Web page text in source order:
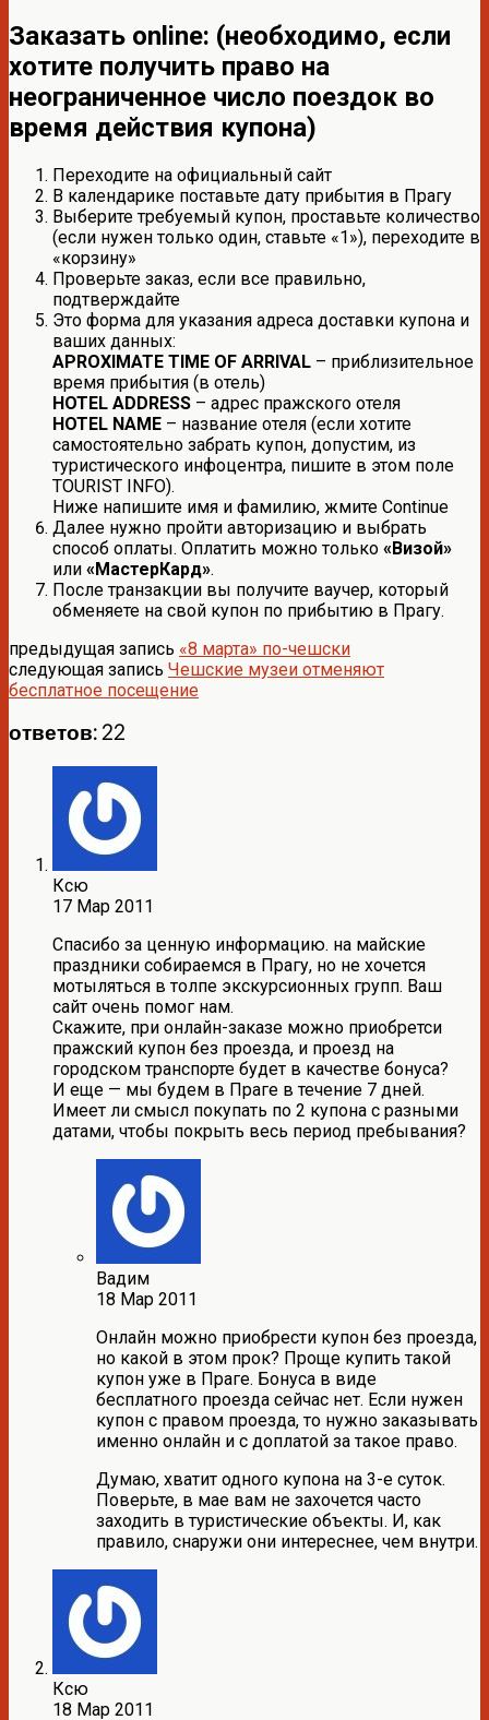
Заказать online: (необходимо, если
хотите получить право на
неограниченное число поездок во
время действия купона)
Переходите на официальный сайт
В календарике поставьте дату прибытия в Прагу
Выберите требуемый купон, проставьте количество
(если нужен только один, ставьте «1»), переходите в
«корзину»
Проверьте заказ, если все правильно,
подтверждайте
Это форма для указания адреса доставки купона и
ваших данных:
APROXIMATE TIME OF ARRIVAL – приблизительное
время прибытия (в отель)
HOTEL ADDRESS – адрес пражского отеля
HOTEL NAME – название отеля (если хотите
самостоятельно забрать купон, допустим, из
туристического инфоцентра, пишите в этом поле
TOURIST INFO).
Ниже напишите имя и фамилию, жмите Continue
Далее нужно пройти авторизацию и выбрать
способ оплаты. Оплатить можно только «Визой»
или «МастерКард».
После транзакции вы получите ваучер, который
обменяете на свой купон по прибытию в Прагу.
предыдущая запись «8 марта» по-чешски
следующая запись Чешские музеи отменяют
бесплатное посещение
ответов: 22
Ксю
17 Мар 2011
Спасибо за ценную информацию. на майские
праздники собираемся в Прагу, но не хочется
мотыляться в толпе экскурсионных групп. Ваш
сайт очень помог нам.
Скажите, при онлайн-заказе можно приобретси
пражский купон без проезда, и проезд на
городском транспорте будет в качестве бонуса?
И еще — мы будем в Праге в течение 7 дней.
Имеет ли смысл покупать по 2 купона с разными
датами, чтобы покрыть весь период пребывания?
Вадим
18 Мар 2011
Онлайн можно приобрести купон без проезда,
но какой в этом прок? Проще купить такой
купон уже в Праге. Бонуса в виде
бесплатного проезда сейчас нет. Если нужен
купон с правом проезда, то нужно заказывать
именно онлайн и с доплатой за такое право.
Думаю, хватит одного купона на 3-е суток.
Поверьте, в мае вам не захочется часто
заходить в туристические объекты. И, как
правило, снаружи они интереснее, чем внутри.
Ксю
18 Мар 2011